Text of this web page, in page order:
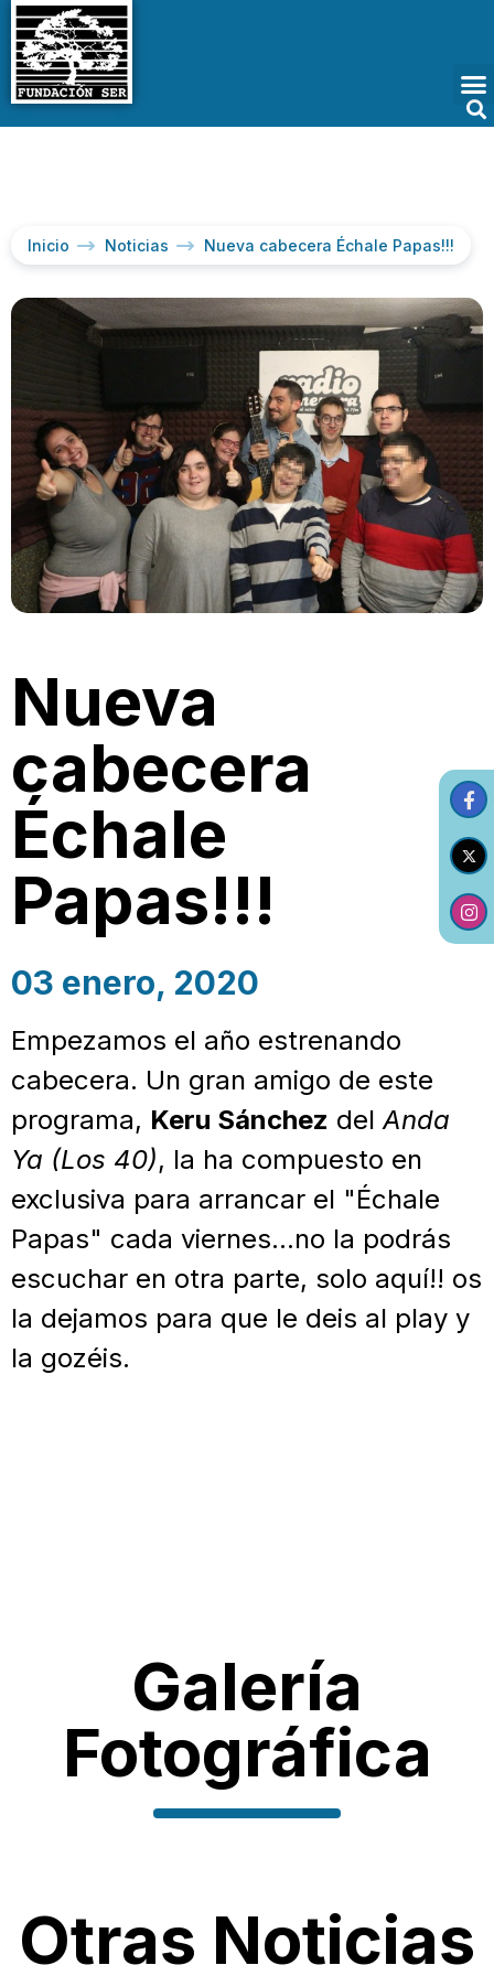
Inicio Noticias Nueva cabecera Échale Papas!!!
Nueva
cabecera
Échale
Papas!!!
03 enero, 2020
Empezamos el año estrenando
cabecera. Un gran amigo de este
programa, Keru Sánchez delAnda
Ya (Los 40), la ha compuesto en
exclusiva para arrancar el "Échale
Papas" cada viernes…no la podrás
escuchar en otra parte, solo aquí!! os
la dejamos para que le deis al play y
la gozéis.
Galería
Fotográfica
Otras Noticias